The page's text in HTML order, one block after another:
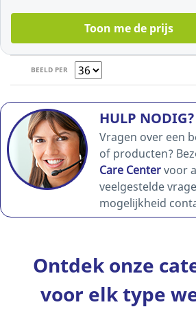
Toon me de prijs
BEELD PER
HULP NODIG?
Vragen over een
of producten?
Care Centervoor
veelgestelde
mogelijkheid
Ontdek onze
voor elk type